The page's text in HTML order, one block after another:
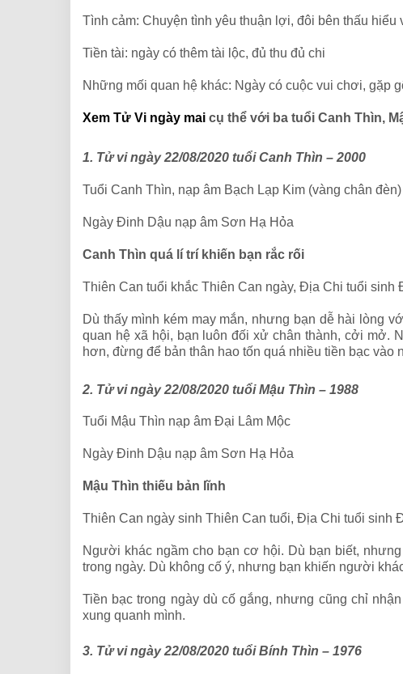
Tình cảm: Chuyện tình yêu thuận lợi, đôi bên thấu hiểu
Tiền tài: ngày có thêm tài lộc, đủ thu đủ chi
Những mối quan hệ khác: Ngày có cuộc vui chơi, gặp
Xem Tử Vi ngày mai cụ thể với ba tuổi Canh Thìn,
1. Tử vi ngày 22/08/2020 tuổi Canh Thìn – 2000
Tuổi Canh Thìn, nạp âm Bạch Lạp Kim (vàng chân đèn)
Ngày Đinh Dậu nạp âm Sơn Hạ Hỏa
Canh Thìn quá lí trí khiến bạn rắc rối
Thiên Can tuổi khắc Thiên Can ngày, Địa Chi tuổi sinh
Dù thấy mình kém may mắn, nhưng bạn dễ hài lòng
quan hệ xã hội, bạn luôn đối xử chân thành, cởi mở.
hơn, đừng để bản thân hao tốn quá nhiều tiền bạc vào
2. Tử vi ngày 22/08/2020 tuổi Mậu Thìn – 1988
Tuổi Mậu Thìn nạp âm Đại Lâm Mộc
Ngày Đinh Dậu nạp âm Sơn Hạ Hỏa
Mậu Thìn thiếu bản lĩnh
Thiên Can ngày sinh Thiên Can tuổi, Địa Chi tuổi sinh
Người khác ngầm cho bạn cơ hội. Dù bạn biết,
trong ngày. Dù không cố ý, nhưng bạn khiến người
Tiền bạc trong ngày dù cố gắng, nhưng cũng chỉ
xung quanh mình.
3. Tử vi ngày 22/08/2020 tuổi Bính Thìn – 1976